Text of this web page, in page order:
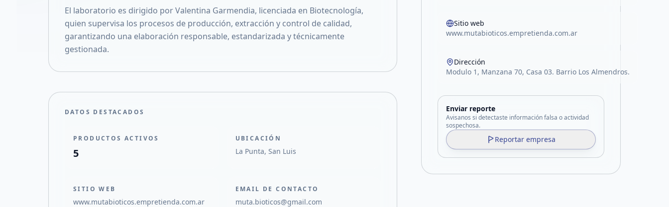
El laboratorio es dirigido por Valentina Garmendia, licenciada en Biotecnología,
quien supervisa los procesos de producción, extracción y control de calidad,
garantizando una elaboración responsable, estandarizada y técnicamente
gestionada.
DATOS DESTACADOS
PRODUCTOS ACTIVOS
5
UBICACIÓN
La Punta, San Luis
SITIO WEB
www.mutabioticos.empretienda.com.ar
EMAIL DE CONTACTO
muta.bioticos@gmail.com
Sitio web
www.mutabioticos.empretienda.com.ar
Dirección
Modulo 1, Manzana 70, Casa 03. Barrio Los Almendros.
Enviar reporte
Avisanos si detectaste información falsa o actividad
sospechosa.
Reportar empresa